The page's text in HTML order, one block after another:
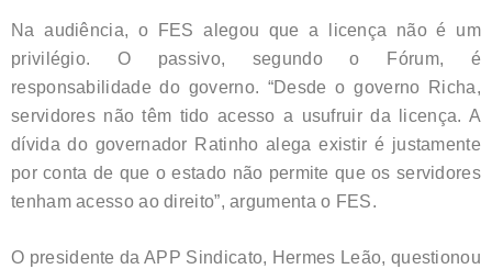
Na audiência, o FES alegou que a licença não é um
privilégio. O passivo, segundo o Fórum, é
responsabilidade do governo. “Desde o governo Richa,
servidores não têm tido acesso a usufruir da licença. A
dívida do governador Ratinho alega existir é justamente
por conta de que o estado não permite que os servidores
tenham acesso ao direito”, argumenta o FES.
O presidente da APP Sindicato, Hermes Leão, questionou